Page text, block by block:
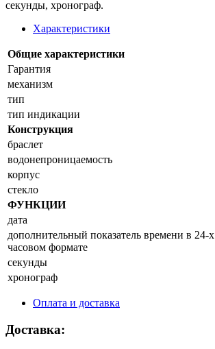
секунды, хронограф.
Характеристики
Общие характеристики
Гарантия
механизм
тип
тип индикации
Конструкция
браслет
водонепроницаемость
корпус
стекло
ФУНКЦИИ
дата
дополнительный показатель времени в 24-х
часовом формате
секунды
хронограф
Оплата и доставка
Доставка: